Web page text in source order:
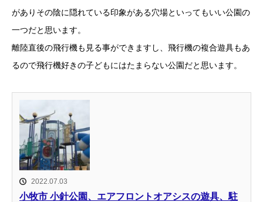
がありその陰に隠れている印象がある穴場といってもいい公園の
一つだと思います。
離陸直後の飛行機も見る事ができますし、飛行機の複合遊具もあ
るので飛行機好きの子どもにはたまらない公園だと思います。
2022.07.03
小牧市 小針公園、エアフロントオアシスの遊具、駐